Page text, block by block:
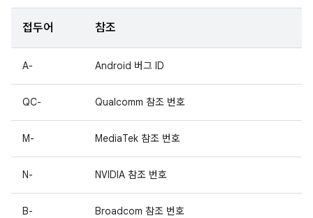
접두어 참조
A- Android 버그 ID
QC- Qualcomm 참조 번호
M- MediaTek 참조 번호
N- NVIDIA 참조 번호
B- Broadcom 참조 번호